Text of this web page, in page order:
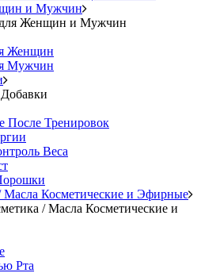
и Мужчин
Женщин и Мужчин
Женщин
Мужчин
После Тренировок
Веса
Масла Косметические и Эфирные
/ Масла Косметические и
Рта